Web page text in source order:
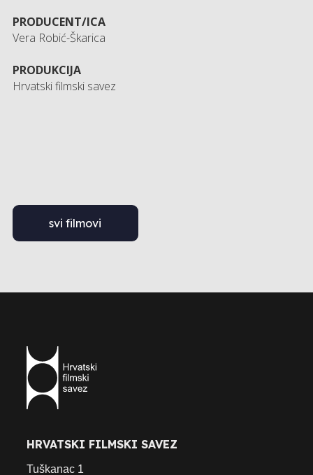
PRODUCENT/ICA
Vera Robić-Škarica
PRODUKCIJA
Hrvatski filmski savez
svi filmovi
HRVATSKI FILMSKI SAVEZ
Tuškanac 1